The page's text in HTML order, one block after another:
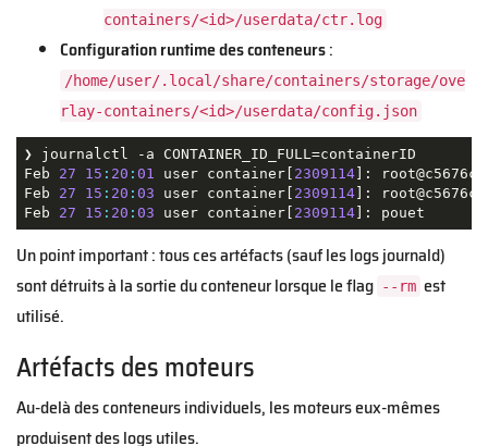
containers/<id>/userdata/ctr.log
Configuration runtime des conteneurs:
/home/user/.local/share/containers/storage/ove
rlay-containers/<id>/userdata/config.json
❯ journalctl -a CONTAINER_ID_FULL=containerID
Feb 27 15 : 20 : 01 user container[ 2309114]:
Feb 27 15 : 20 : 03 user container[ 2309114]:
Feb 27 15 : 20 : 03 user container[ 2309114
Un point important : tous ces artéfacts (sauf les logs journald)
sont détruits à la sortie du conteneur lorsque le flag --rm est
utilisé.
Artéfacts des moteurs
Au-delà des conteneurs individuels, les moteurs eux-mêmes
produisent des logs utiles.